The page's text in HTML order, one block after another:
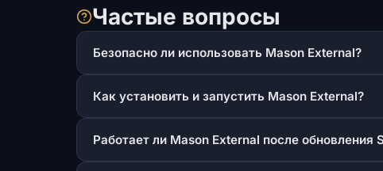
Частые вопросы
Безопасно ли использовать Mason External?
Как установить и запустить Mason External?
Работает ли Mason External после обновления